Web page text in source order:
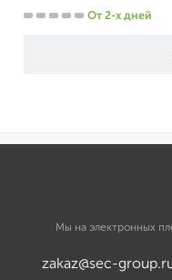
От 2-х дней
Мы на электронных
zakaz@sec-